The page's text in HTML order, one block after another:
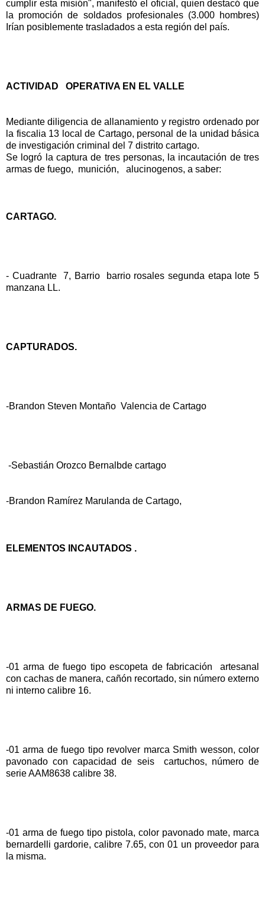
cumplir esta misión", manifestó el oficial, quien destacó que
la promoción de soldados profesionales (3.000 hombres)
Irían posiblemente trasladados a esta región del país.
ACTIVIDAD OPERATIVA EN EL VALLE
Mediante diligencia de allanamiento y registro ordenado por
la fiscalia 13 local de Cartago, personal de la unidad básica
de investigación criminal del 7 distrito cartago.
Se logró la captura de tres personas, la incautación de tres
armas de fuego, munición, alucinogenos, a saber:
CARTAGO.
- Cuadrante 7, Barrio barrio rosales segunda etapa lote 5
manzana LL.
CAPTURADOS.
-Brandon Steven Montaño Valencia de Cartago
-Sebastián Orozco Bernalbde cartago
-Brandon Ramírez Marulanda de Cartago,
ELEMENTOS INCAUTADOS .
ARMAS DE FUEGO.
-01 arma de fuego tipo escopeta de fabricación artesanal
con cachas de manera, cañón recortado, sin número externo
ni interno calibre 16.
-01 arma de fuego tipo revolver marca Smith wesson, color
pavonado con capacidad de seis cartuchos, número de
serie AAM8638 calibre 38.
-01 arma de fuego tipo pistola, color pavonado mate, marca
bernardelli gardorie, calibre 7.65, con 01 un proveedor para
la misma.